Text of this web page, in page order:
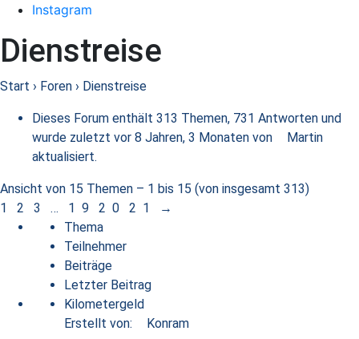
Instagram
Dienstreise
Start › Foren › Dienstreise
Dieses Forum enthält 313 Themen, 731 Antworten und
wurde zuletzt vor 8 Jahren, 3 Monaten von
Martin
aktualisiert.
Ansicht von 15 Themen – 1 bis 15 (von insgesamt 313)
1
2 3 … 19 20 21
→
Thema
Teilnehmer
Beiträge
Letzter Beitrag
Kilometergeld
Erstellt von:
Konram